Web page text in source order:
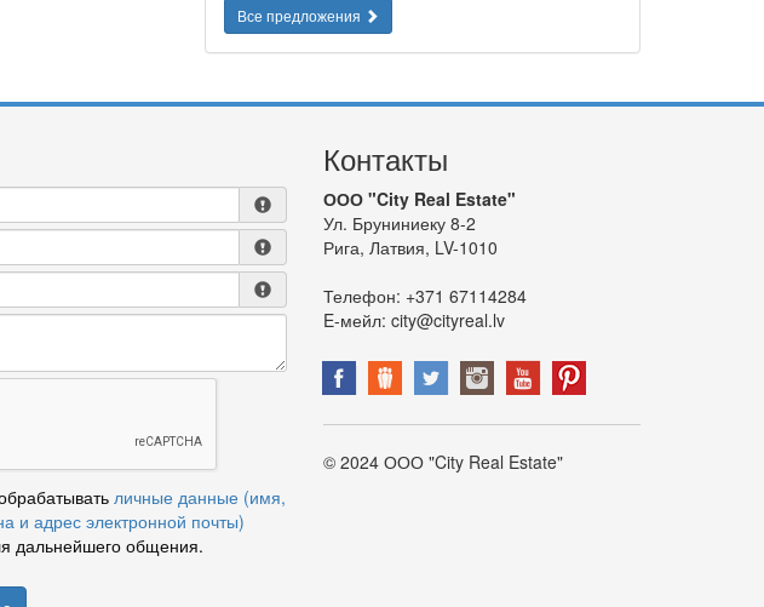
Все предложения
личные данные (имя,
и адрес электронной почты)
дальнейшего общения.
Контакты
ООО "City Real Estate"
Ул. Бруниниеку 8-2
Рига, Латвия, LV-1010
Телефон: +371 67114284
E-мейл: city@cityreal.lv
© 2024 ООО "City Real Estate"